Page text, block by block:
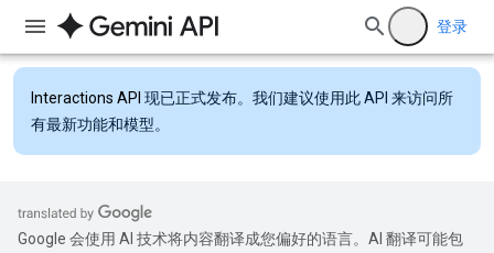
登录
Interactions API 现已正式发布。我们建议使用此 API 来访问所
有最新功能和模型。
Google 会使用 AI 技术将内容翻译成您偏好的语言。AI 翻译可能包